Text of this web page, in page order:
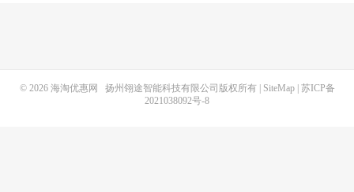
© 2026 海淘优惠网 扬州翎途智能科技有限公司版权所有 | SiteMap| 苏ICP备
2021038092号-8